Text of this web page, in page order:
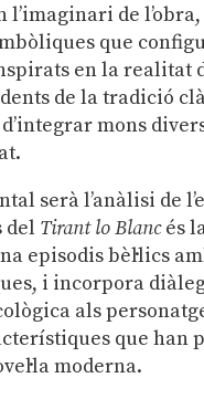
de
que
en la realitat
de la tradició
mons
serà l’anàlisi de
del Tirant lo Blancés
episodis bèl·lics
i incorpora
als
que han
moderna.